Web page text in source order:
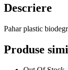
Descriere
Pahar plastic
Produse